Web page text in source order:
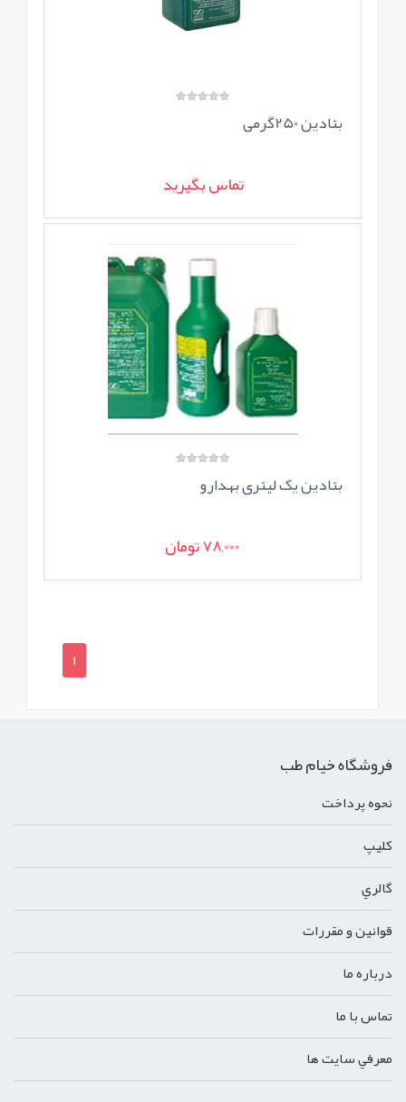
بتادین 250گرمی
تماس بگیرید
بتادین یک لیتری بهدارو
78,000 تومان
1
فروشگاه خیام طب
نحوه پرداخت
کليپ
گالري
قوانين و مقررات
درباره ما
تماس با ما
معرفي سايت ها